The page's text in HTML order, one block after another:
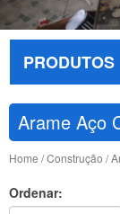
PRODUTOS
Arame Aço
Home /Construção /
Ordenar: